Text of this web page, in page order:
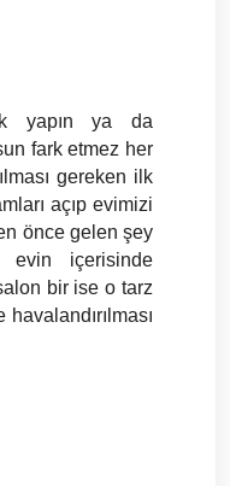
yapın ya da
fark etmez her
gereken ilk
açıp evimizi
önce gelen şey
evin içerisinde
bir ise o tarz